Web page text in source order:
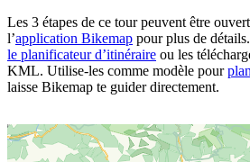
Les 3 étapes de ce tour peuvent être
l’application Bikemap pour plus de
le planificateur d’itinéraire ou les
KML. Utilise-les comme modèle pour
laisse Bikemap te guider directement.